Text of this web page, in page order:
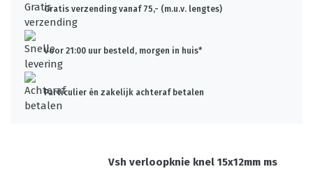
Gratis verzending vanaf 75,- (m.u.v. lengtes)
Voor 21:00 uur besteld, morgen in huis*
Particulier én zakelijk achteraf betalen
Vsh verloopknie knel 15x12mm ms